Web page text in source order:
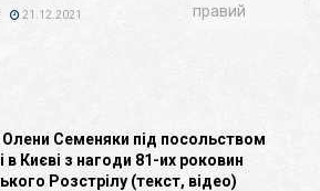
21.12.2021
Олени Семеняки під посольством
в Києві з нагоди 81-их роковин
Розстрілу (текст, відео)